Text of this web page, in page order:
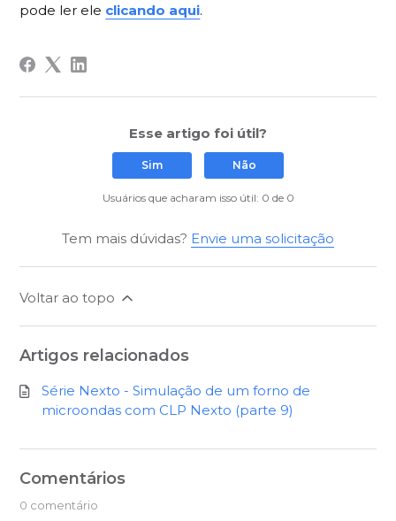
pode ler ele clicando aqui.
Esse artigo foi útil?
Sim Não
Usuários que acharam isso útil: 0 de 0
Tem mais dúvidas? Envie uma solicitação
Voltar ao topo
Artigos relacionados
Série Nexto - Simulação de um forno de
microondas com CLP Nexto (parte 9)
Comentários
0 comentário